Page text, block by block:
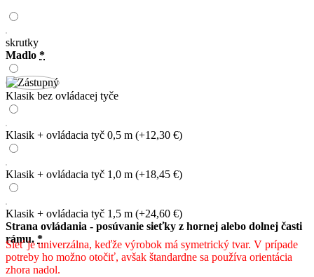
skrutky
Madlo *
Klasik bez ovládacej tyče
Klasik + ovládacia tyč 0,5 m (+12,30 €)
Klasik + ovládacia tyč 1,0 m (+18,45 €)
Klasik + ovládacia tyč 1,5 m (+24,60 €)
Strana ovládania - posúvanie sieťky z hornej alebo dolnej časti
rámu. *
Sieť je univerzálna, keďže výrobok má symetrický tvar. V prípade
potreby ho možno otočiť, avšak štandardne sa používa orientácia
zhora nadol.